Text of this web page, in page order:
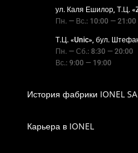
ул. Каля Ешилор, Т.Ц.
Пн. — Вс.: 10:00 — 21:00
Т.Ц. «Unic», бул.
Пн. — Сб.: 8:30 — 20:00
Вс.: 9:00 — 19:00
История фабрики IONEL SA
Карьера в IONEL